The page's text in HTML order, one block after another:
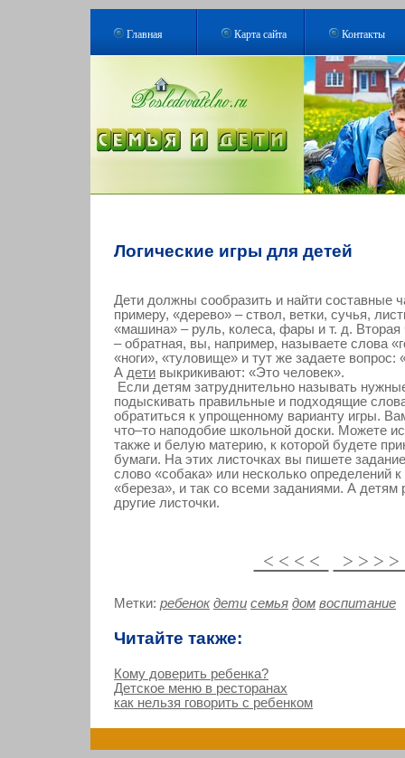
Главная Карта сайта Контакты
Логические игры для детей
Дети должны сообразить и найти составные
примеру, «дерево» – ствол, ветки, сучья,
«машина» – руль, колеса, фары и т. д. Вторая
– обратная, вы, например, называете слова
«ноги», «туловище» и тут же задаете вопрос:
А дети выкрикивают: «Это человек».
Если детям затруднительно называть
подыскивать правильные и подходящие
обратиться к упрощенному варианту игры.
что–то наподобие школьной доски. Можете
также и белую материю, к которой будете
бумаги. На этих листочках вы пишете
слово «собака» или несколько определений к
«береза», и так со всеми заданиями. А детям
другие листочки.
< < < < > > >
Метки: ребенок дети семья дом воспитание
Читайте также:
Кому доверить ребенка?
Детское меню в ресторанах
как нельзя говорить с ребенком